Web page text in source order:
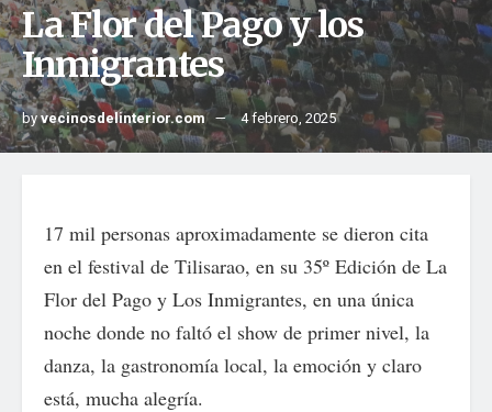
La Flor del Pago y los
Inmigrantes
byvecinosdelinterior.com 4 febrero, 2025
17 mil personas aproximadamente se dieron cita
en el festival de Tilisarao, en su 35º Edición de La
Flor del Pago y Los Inmigrantes, en una única
noche donde no faltó el show de primer nivel, la
danza, la gastronomía local, la emoción y claro
está, mucha alegría.